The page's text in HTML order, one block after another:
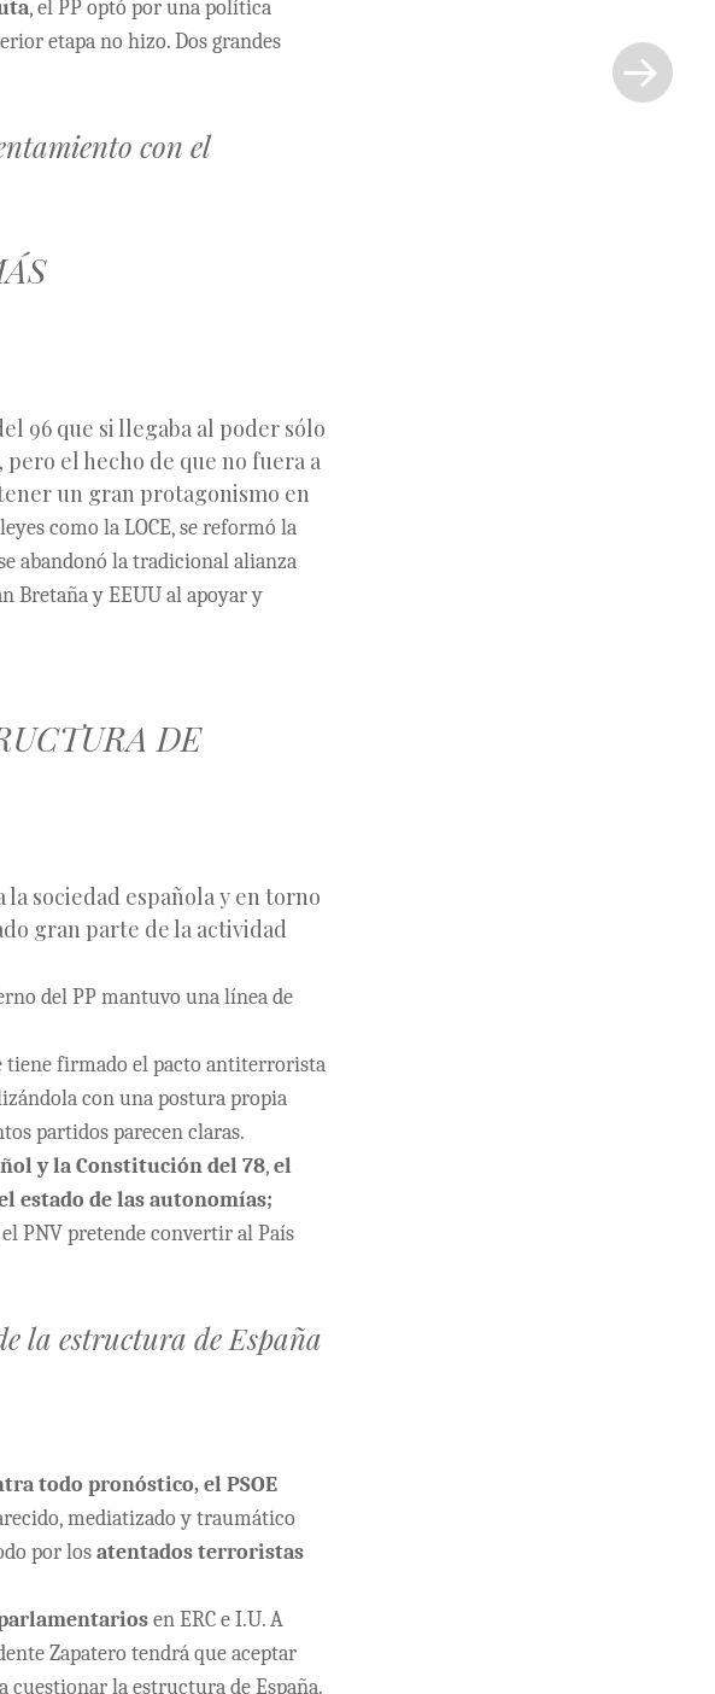
, el PP optó por una política
etapa no hizo. Dos grandes
con el
96 que si llegaba al poder sólo
el hecho de que no fuera a
un gran protagonismo en
como la LOCE, se reformó la
abandonó la tradicional alianza
Bretaña y EEUU al apoyar y
DE
sociedad española y en torno
gran parte de la actividad
del PP mantuvo una línea de
tiene firmado el pacto antiterrorista
con una postura propia
partidos parecen claras.
y la Constitución del 78,el
estado de las autonomías;
PNV pretende convertir al País
la estructura de España
todo pronóstico, el PSOE
mediatizado y traumático
por losatentados terroristas
en ERC e I.U. A
Zapatero tendrá que aceptar
cuestionar la estructura de España.
entrada